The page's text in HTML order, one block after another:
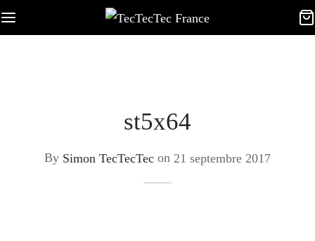
st5x64
By Simon TecTecTec on 21 septembre 2017